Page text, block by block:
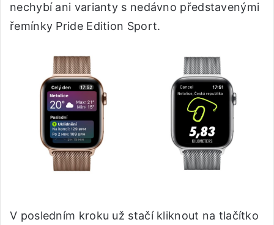
nechybí ani varianty s nedávno představenými
řemínky Pride Edition Sport.
V posledním kroku už stačí kliknout na tlačítko